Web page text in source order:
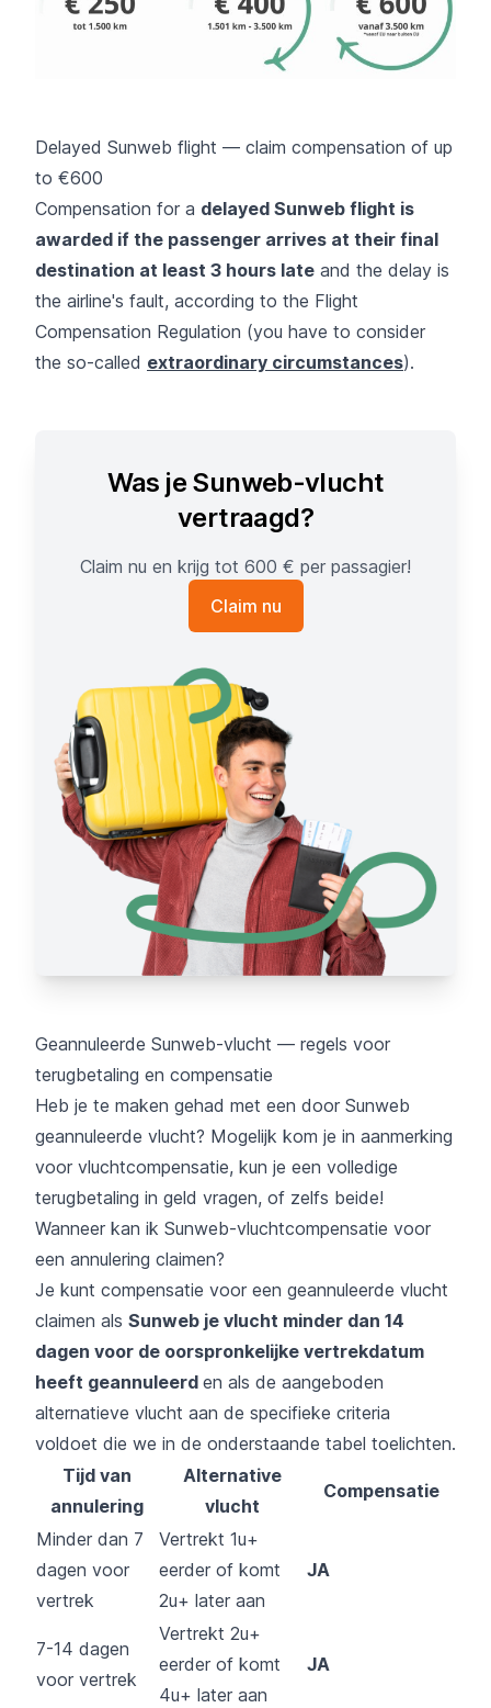
Delayed Sunweb flight — claim compensation of up
to €600
Compensation for a delayed Sunweb flight is
awarded if the passenger arrives at their final
destination at least 3 hours late and the delay is
the airline's fault, according to the Flight
Compensation Regulation (you have to consider
the so-called extraordinary circumstances).
Was je Sunweb-vlucht
vertraagd?
Claim nu en krijg tot 600 € per passagier!
Claim nu
Geannuleerde Sunweb-vlucht — regels voor
terugbetaling en compensatie
Heb je te maken gehad met een door Sunweb
geannuleerde vlucht? Mogelijk kom je in aanmerking
voor vluchtcompensatie, kun je een volledige
terugbetaling in geld vragen, of zelfs beide!
Wanneer kan ik Sunweb-vluchtcompensatie voor
een annulering claimen?
Je kunt compensatie voor een geannuleerde vlucht
claimen als Sunweb je vlucht minder dan 14
dagen voor de oorspronkelijke vertrekdatum
heeft geannuleerd en als de aangeboden
alternatieve vlucht aan de specifieke criteria
voldoet die we in de onderstaande tabel toelichten.
Tijd van
annulering
Alternative
vlucht
Compensatie
Minder dan 7
dagen voor
vertrek
Vertrekt 1u+
eerder of komt
2u+ later aan
JA
7-14 dagen
voor vertrek
Vertrekt 2u+
eerder of komt
4u+ later aan
JA